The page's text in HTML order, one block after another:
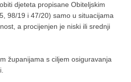
djeteta propisane Obiteljskim
98/19 i 47/20) samo u situacijama
a procijenjen je niski ili srednji
županijama s ciljem osiguravanja